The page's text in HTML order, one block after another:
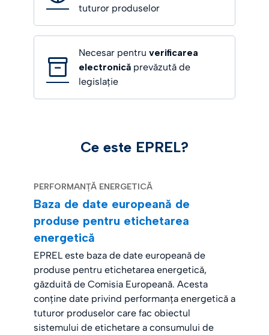
tuturor produselor
Necesar pentru verificarea
electronică prevăzută de
legislație
Ce este EPREL?
PERFORMANȚĂ ENERGETICĂ
Baza de date europeană de
produse pentru etichetarea
energetică
EPREL este baza de date europeană de
produse pentru etichetarea energetică,
găzduită de Comisia Europeană. Acesta
conține date privind performanța energetică a
tuturor produselor care fac obiectul
sistemului de etichetare a consumului de